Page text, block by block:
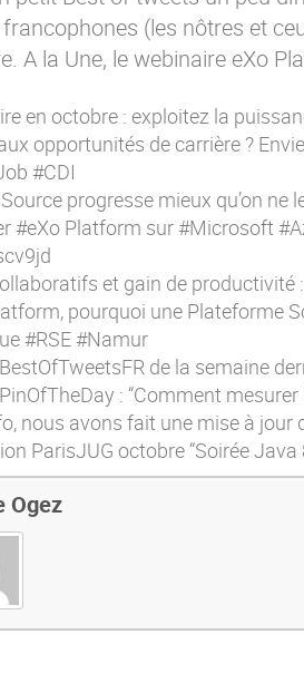
(les nôtres et
A la Une, le webinaire eXo
en octobre : exploitez la
opportunités de carrière ?
#CDI
progresse mieux qu’on ne
#eXo Platform sur #Microsoft
et gain de
pourquoi une Plateforme
#RSE #Namur
de la semaine
: “Comment
nous avons fait une mise à jour
ParisJUG octobre “Soirée Java
Ogez